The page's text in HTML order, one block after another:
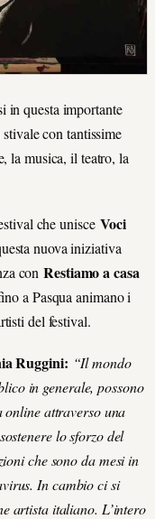
in questa importante
con tantissime
la musica, il teatro, la
che unisce Voci
nuova iniziativa
conRestiamo a casa
a Pasqua animano i
del festival.
Ruggini: “Il mondo
in generale, possono
attraverso una
lo sforzo del
che sono da mesi in
In cambio ci si
artista italiano. L’intero